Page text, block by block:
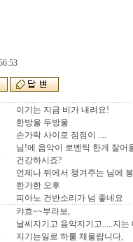
이기는 지금 비가 내려요!
한방울 두방울
손가락 사이로 점점이 ....
님!에 음악이 로멘틱 한게 잘어
건강하시죠?
언제나 뒤에서 챙겨주는 님에
한가한 오후
피아노 건반소리가 넘 좋네요
캬흐~~부라보,
날씨지기고 음악지기고.....지는
지기는일로 하룰 채울랍니다,